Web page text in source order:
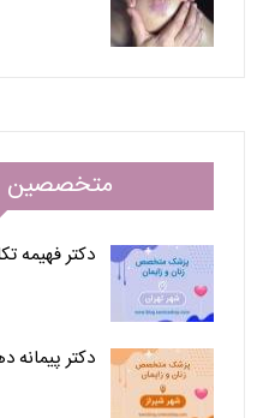
متخصصین
دکتر فهیمه
دکتر پیمانه